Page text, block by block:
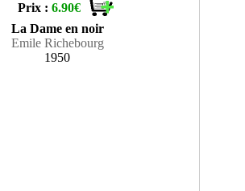
Prix :6.90€
La Dame en noir
Emile Richebourg
1950